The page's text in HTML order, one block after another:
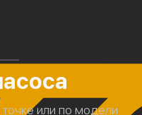
или по модели